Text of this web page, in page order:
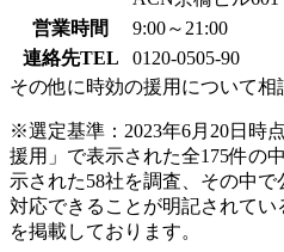
営業時間
9:00～21:00
連絡先TEL
0120-0505-90
その他に時効の援用について
※選定基準：2023年6月20日時
援用」で表示された全175件の
示された58社を調査、その中
対応できることが明記されて
を掲載しております。